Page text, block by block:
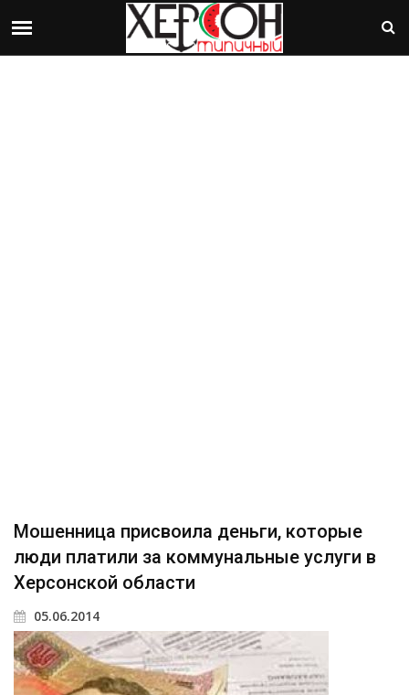
Мошенница присвоила деньги, которые
люди платили за коммунальные услуги в
Херсонской области
05.06.2014